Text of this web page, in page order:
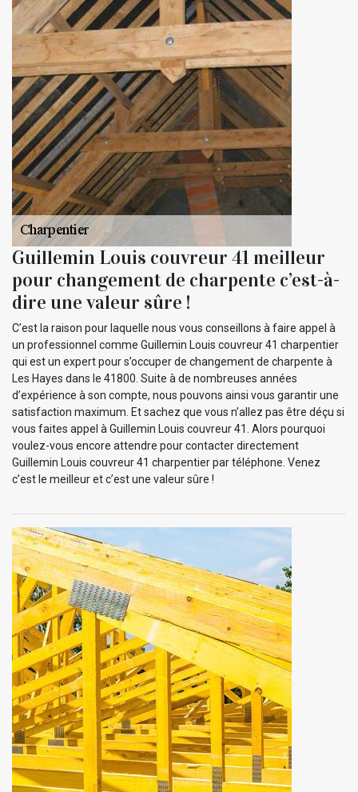
Guillemin Louis couvreur 41 meilleur
pour changement de charpente c’est-à-
dire une valeur sûre !
C’est la raison pour laquelle nous vous conseillons à faire appel à
un professionnel comme Guillemin Louis couvreur 41 charpentier
qui est un expert pour s’occuper de changement de charpente à
Les Hayes dans le 41800. Suite à de nombreuses années
d’expérience à son compte, nous pouvons ainsi vous garantir une
satisfaction maximum. Et sachez que vous n’allez pas être déçu si
vous faites appel à Guillemin Louis couvreur 41. Alors pourquoi
voulez-vous encore attendre pour contacter directement
Guillemin Louis couvreur 41 charpentier par téléphone. Venez
c’est le meilleur et c’est une valeur sûre !